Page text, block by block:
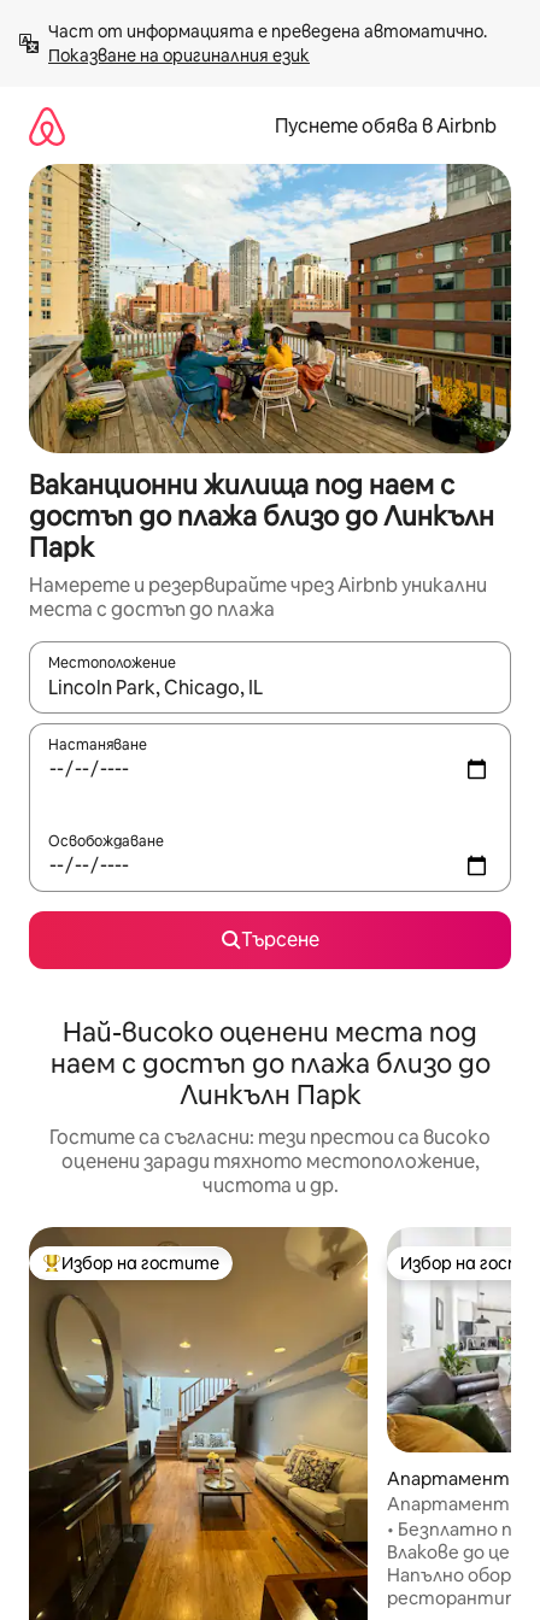
към
съдържанието
Показване на оригиналния език
Пуснете обява в Airbnb
Ваканционни жилища под наем с
достъп до плажа близо до Линкълн
Парк
Намерете и резервирайте чрез Airbnb уникални
места с достъп до плажа
Местоположение
Когато резултатите се покажат, използвайте
Настаняване
Освобождаване
Търсене
Най-високо оценени места под
наем с достъп до плажа близо до
Линкълн Парк
Гостите са съгласни: тези престои са високо
оценени заради тяхното местоположение,
чистота и др.
Най-популярен избор на гостите
Избор на гостите Избор на
Избор на
Апартамент –
Апартамент
– безплатно
• Безплатно
Влакове до
Напълно
ресторантите